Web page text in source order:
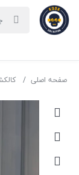
صفحه اصلی